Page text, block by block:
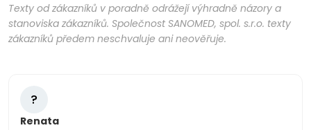
Texty od zákazníků v poradně odrážejí výhradně názory a
stanoviska zákazníků. Společnost SANOMED, spol. s.r.o. texty
zákazníků předem neschvaluje ani neověřuje.
?
Renata